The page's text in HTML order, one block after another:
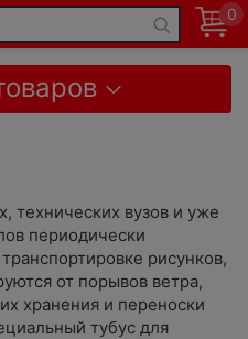
0
технических вузов и уже
периодически
рисунков,
от порывов ветра,
хранения и переноски
тубус для